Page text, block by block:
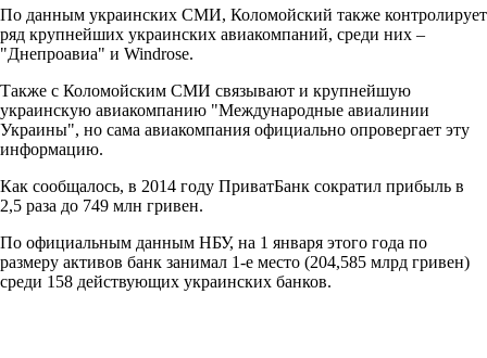
По данным украинских СМИ, Коломойский также контролирует
ряд крупнейших украинских авиакомпаний, среди них –
"Днепроавиа" и Windrose.
Также с Коломойским СМИ связывают и крупнейшую
украинскую авиакомпанию "Международные авиалинии
Украины", но сама авиакомпания официально опровергает эту
информацию.
Как сообщалось, в 2014 году ПриватБанк сократил прибыль в
2,5 раза до 749 млн гривен.
По официальным данным НБУ, на 1 января этого года по
размеру активов банк занимал 1-е место (204,585 млрд гривен)
среди 158 действующих украинских банков.